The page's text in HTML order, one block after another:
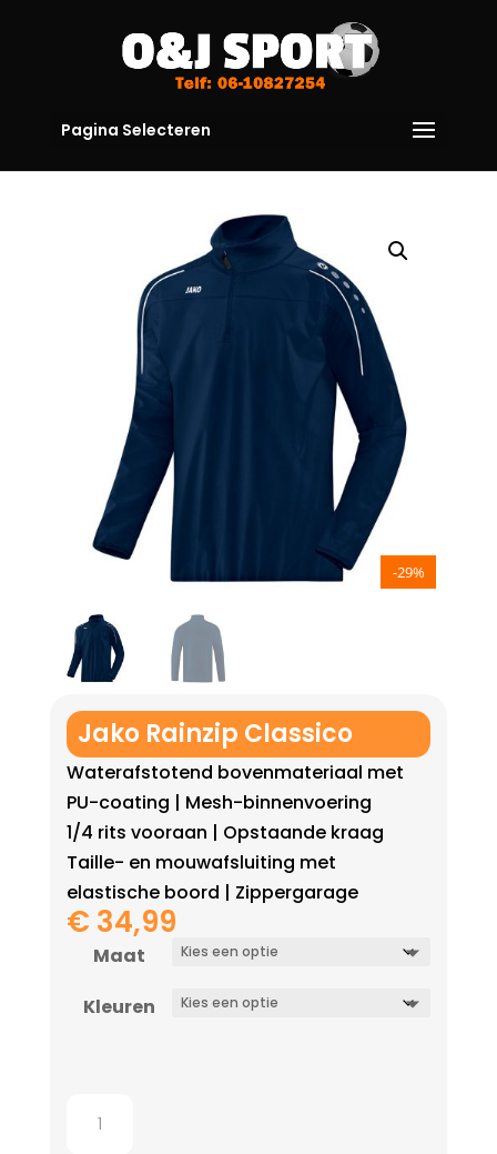
Pagina Selecteren
-29%
Jako Rainzip Classico
Waterafstotend bovenmateriaal met
PU-coating | Mesh-binnenvoering
1/4 rits vooraan | Opstaande kraag
Taille- en mouwafsluiting met
elastische boord | Zippergarage
€ 34,99
Maat
Kleuren
Rainzip